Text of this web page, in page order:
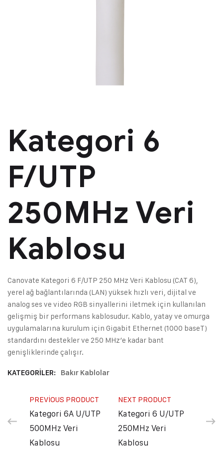
Kategori 6
F/UTP
250MHz Veri
Kablosu
Canovate Kategori 6 F/UTP 250 MHz Veri Kablosu (CAT 6),
yerel ağ bağlantılarında (LAN) yüksek hızlı veri, dijital ve
analog ses ve video RGB sinyallerini iletmek için kullanılan
gelişmiş bir performans kablosudur. Kablo, yatay ve omurga
uygulamalarına kurulum için Gigabit Ethernet (1000 baseT)
standardını destekler ve 250 MHz’e kadar bant
genişliklerinde çalışır.
KATEGORILER: Bakır Kablolar
PREVIOUS PRODUCT
Kategori 6A U/UTP
500MHz Veri
Kablosu
NEXT PRODUCT
Kategori 6 U/UTP
250MHz Veri
Kablosu